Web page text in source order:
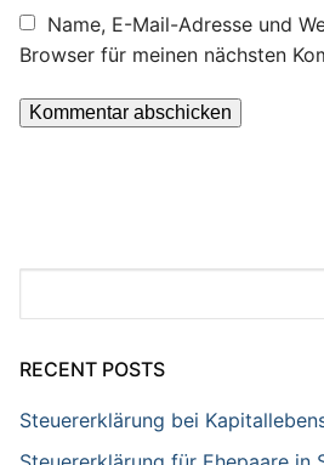
Name, E-Mail-Adresse und
Browser für meinen nächsten
RECENT POSTS
Steuererklärung bei